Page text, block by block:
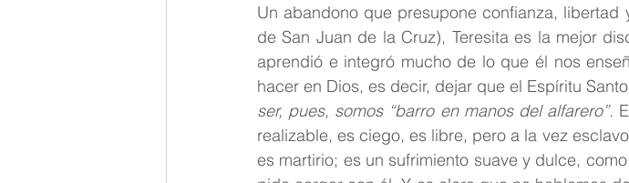
Un abandono que presupone confianza,
de San Juan de la Cruz), Teresita es la mejor
aprendió e integró mucho de lo que él nos
hacer en Dios, es decir, dejar que el Espíritu
ser, pues, somos “barro en manos del alfarero”.
realizable, es ciego, es libre, pero a la vez
es martirio; es un sufrimiento suave y dulce,